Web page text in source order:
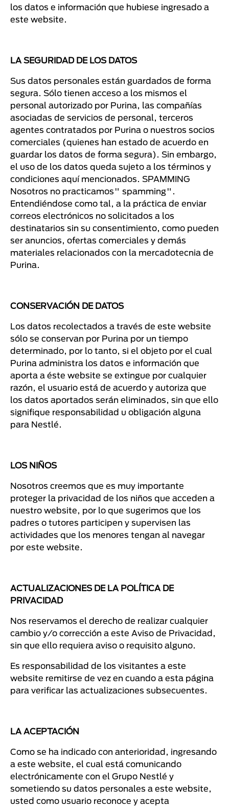
los datos e información que hubiese ingresado a
este website.
LA SEGURIDAD DE LOS DATOS
Sus datos personales están guardados de forma
segura. Sólo tienen acceso a los mismos el
personal autorizado por Purina, las compañías
asociadas de servicios de personal, terceros
agentes contratados por Purina o nuestros socios
comerciales (quienes han estado de acuerdo en
guardar los datos de forma segura). Sin embargo,
el uso de los datos queda sujeto a los términos y
condiciones aquí mencionados. SPAMMING
Nosotros no practicamos" spamming".
Entendiéndose como tal, a la práctica de enviar
correos electrónicos no solicitados a los
destinatarios sin su consentimiento, como pueden
ser anuncios, ofertas comerciales y demás
materiales relacionados con la mercadotecnia de
Purina.
CONSERVACIÓN DE DATOS
Los datos recolectados a través de este website
sólo se conservan por Purina por un tiempo
determinado, por lo tanto, si el objeto por el cual
Purina administra los datos e información que
aporta a éste website se extingue por cualquier
razón, el usuario está de acuerdo y autoriza que
los datos aportados serán eliminados, sin que ello
signifique responsabilidad u obligación alguna
para Nestlé.
LOS NIÑOS
Nosotros creemos que es muy importante
proteger la privacidad de los niños que acceden a
nuestro website, por lo que sugerimos que los
padres o tutores participen y supervisen las
actividades que los menores tengan al navegar
por este website.
ACTUALIZACIONES DE LA POLÍTICA DE
PRIVACIDAD
Nos reservamos el derecho de realizar cualquier
cambio y/o corrección a este Aviso de Privacidad,
sin que ello requiera aviso o requisito alguno.
Es responsabilidad de los visitantes a este
website remitirse de vez en cuando a esta página
para verificar las actualizaciones subsecuentes.
LA ACEPTACIÓN
Como se ha indicado con anterioridad, ingresando
a este website, el cual está comunicando
electrónicamente con el Grupo Nestlé y
sometiendo su datos personales a este website,
usted como usuario reconoce y acepta